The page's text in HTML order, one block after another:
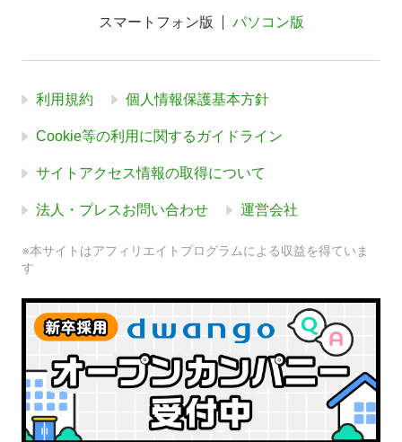
スマートフォン版 パソコン版
利用規約 個人情報保護基本方針
Cookie等の利用に関するガイドライン
サイトアクセス情報の取得について
法人・プレスお問い合わせ 運営会社
※本サイトはアフィリエイトプログラムによる収益を得ていま
す